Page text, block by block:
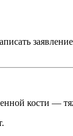
кости —